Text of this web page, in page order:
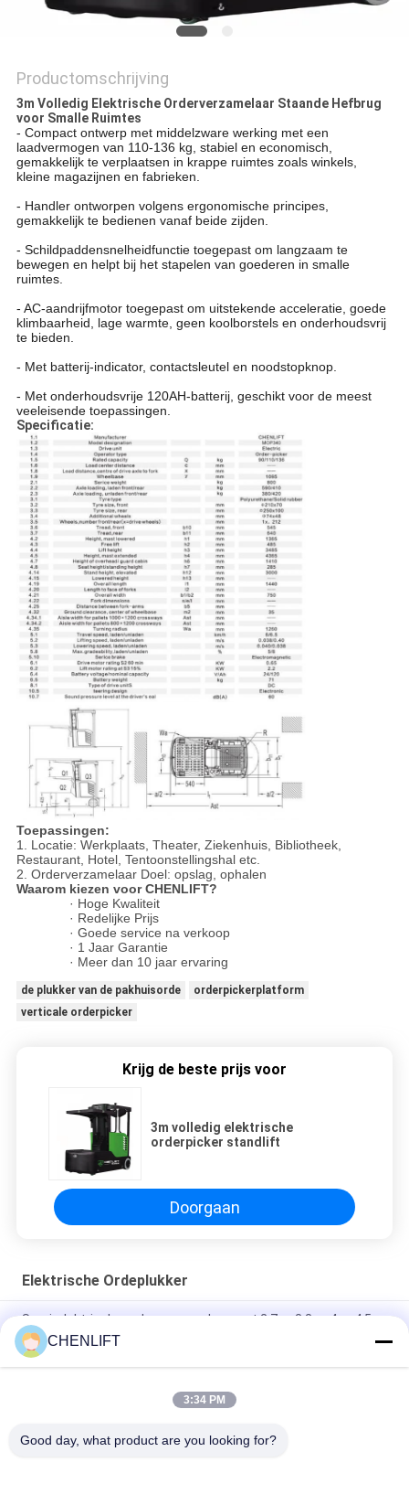
Productomschrijving
3m Volledig Elektrische Orderverzamelaar Staande Hefbrug
voor Smalle Ruimtes
- Compact ontwerp met middelzware werking met een
laadvermogen van 110-136 kg, stabiel en economisch,
gemakkelijk te verplaatsen in krappe ruimtes zoals winkels,
kleine magazijnen en fabrieken.
- Handler ontworpen volgens ergonomische principes,
gemakkelijk te bedienen vanaf beide zijden.
- Schildpaddensnelheidfunctie toegepast om langzaam te
bewegen en helpt bij het stapelen van goederen in smalle
ruimtes.
- AC-aandrijfmotor toegepast om uitstekende acceleratie, goede
klimbaarheid, lage warmte, geen koolborstels en onderhoudsvrij
te bieden.
- Met batterij-indicator, contactsleutel en noodstopknop.
- Met onderhoudsvrije 120AH-batterij, geschikt voor de meest
veeleisende toepassingen.
Specificatie:
Toepassingen:
1. Locatie: Werkplaats, Theater, Ziekenhuis, Bibliotheek,
Restaurant, Hotel, Tentoonstellingshal etc.
2. Orderverzamelaar Doel: opslag, ophalen
Waarom kiezen voor CHENLIFT?
· Hoge Kwaliteit
· Redelijke Prijs
· Goede service na verkoop
· 1 Jaar Garantie
· Meer dan 10 jaar ervaring
de plukker van de pakhuisorde
orderpickerplatform
verticale orderpicker
Krijg de beste prijs voor
3m volledig elektrische
orderpicker standlift
Doorgaan
Elektrische Ordeplukker
Semi-elektrische orderverzamelaar met 2,7 m 3,3 m 4 m 4,5 m
hefhoogte
FSEP Model Zelfrijdend Volledig Elektrisch Aerial Order Picker
CHENLIFT
3:34 PM
Good day, what product are you looking for?